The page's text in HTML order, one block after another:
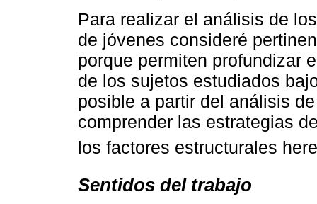
Para realizar el análisis de
de jóvenes consideré
porque permiten profundizar
de los sujetos estudiados
posible a partir del análisis
comprender las estrategias
los factores estructurales
Sentidos del trabajo